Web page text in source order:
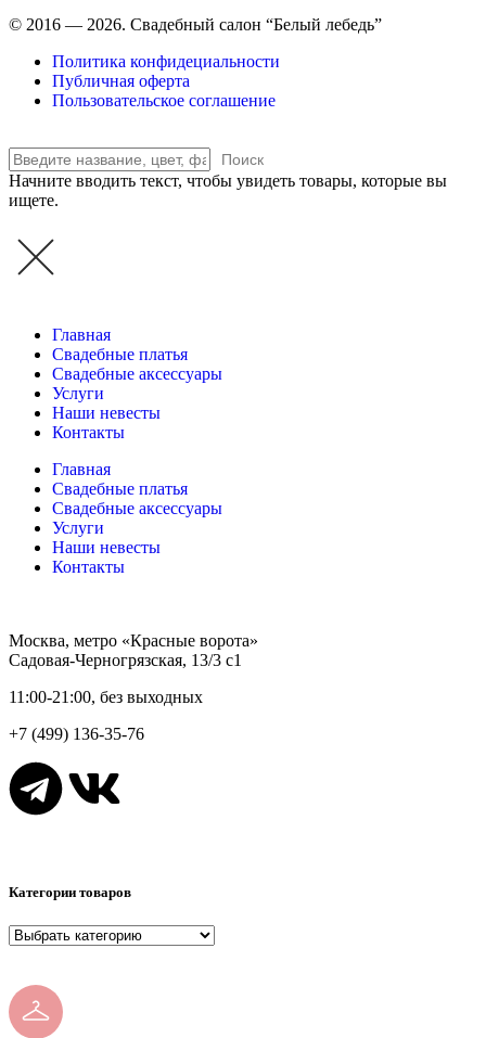
© 2016 — 2026. Свадебный салон “Белый лебедь”
Политика конфидециальности
Публичная оферта
Пользовательское соглашение
Поиск
Начните вводить текст, чтобы увидеть товары, которые вы
ищете.
Главная
Свадебные платья
Свадебные аксессуары
Услуги
Наши невесты
Контакты
Главная
Свадебные платья
Свадебные аксессуары
Услуги
Наши невесты
Контакты
Москва, метро «Красные ворота»
Садовая-Черногрязская, 13/3 с1
11:00-21:00, без выходных
+7 (499) 136-35-76
Категории товаров